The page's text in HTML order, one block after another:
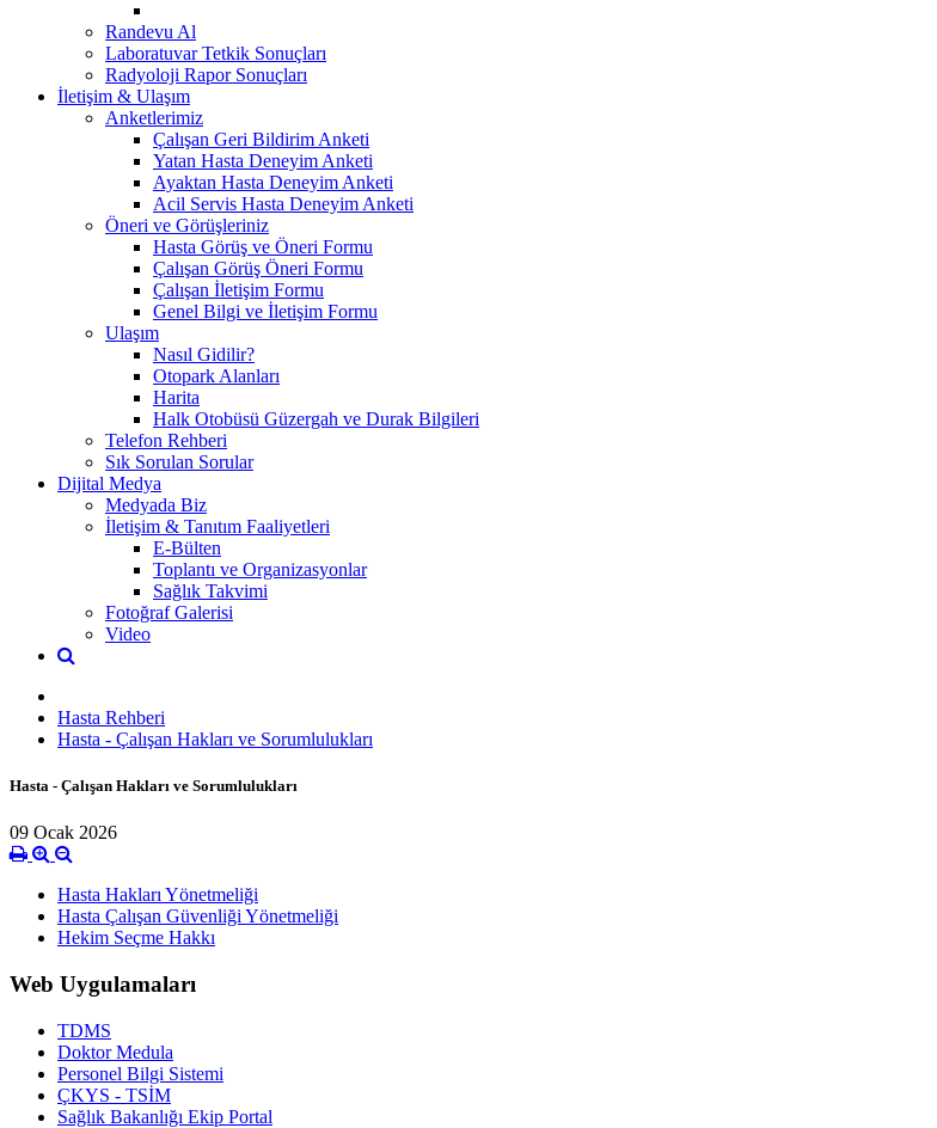
Randevu Al
Laboratuvar Tetkik Sonuçları
Radyoloji Rapor Sonuçları
İletişim & Ulaşım
Anketlerimiz
Çalışan Geri Bildirim Anketi
Yatan Hasta Deneyim Anketi
Ayaktan Hasta Deneyim Anketi
Acil Servis Hasta Deneyim Anketi
Öneri ve Görüşleriniz
Hasta Görüş ve Öneri Formu
Çalışan Görüş Öneri Formu
Çalışan İletişim Formu
Genel Bilgi ve İletişim Formu
Ulaşım
Nasıl Gidilir?
Otopark Alanları
Harita
Halk Otobüsü Güzergah ve Durak Bilgileri
Telefon Rehberi
Sık Sorulan Sorular
Dijital Medya
Medyada Biz
İletişim & Tanıtım Faaliyetleri
E-Bülten
Toplantı ve Organizasyonlar
Sağlık Takvimi
Fotoğraf Galerisi
Video
Hasta Rehberi
Hasta - Çalışan Hakları ve Sorumlulukları
Hasta - Çalışan Hakları ve Sorumlulukları
09 Ocak 2026
Hasta Hakları Yönetmeliği
Hasta Çalışan Güvenliği Yönetmeliği
Hekim Seçme Hakkı
Web Uygulamaları
TDMS
Doktor Medula
Personel Bilgi Sistemi
ÇKYS - TSİM
Sağlık Bakanlığı Ekip Portal